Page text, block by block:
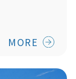
MORE